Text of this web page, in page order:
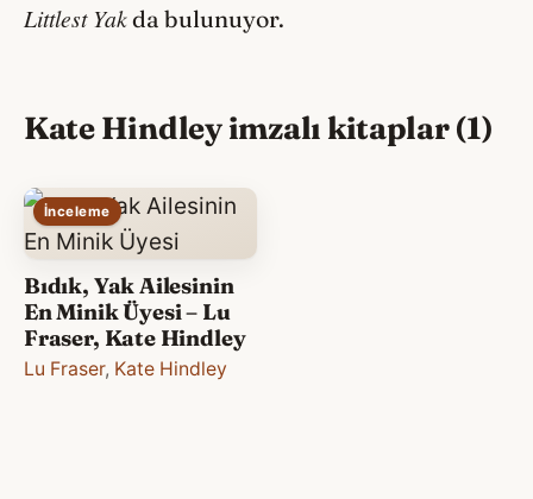
Littlest Yakda bulunuyor.
Kate Hindley imzalı kitaplar (1)
İnceleme
Bıdık, Yak Ailesinin
En Minik Üyesi – Lu
Fraser, Kate Hindley
Lu Fraser, Kate Hindley